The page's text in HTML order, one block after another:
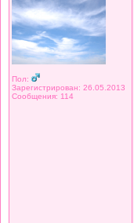
Пол:
Зарегистрирован: 26.05.2013
Сообщения: 114